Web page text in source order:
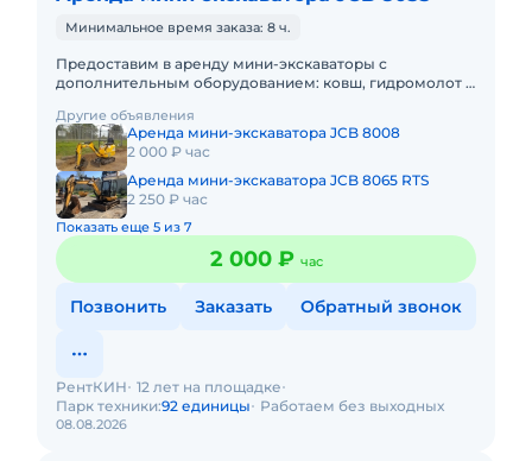
Минимальное время заказа: 8 ч.
Предоставим в аренду мини-экскаваторы с
дополнительным оборудованием: ковш, гидромолот и
часов работы + 1 час
Другие объявления
Аренда мини-экскаватора JCB 8008
2 000 ₽ час
Аренда мини-экскаватора JCB 8065 RTS
2 250 ₽ час
Показать еще 5 из 7
2 000 ₽ час
Позвонить Заказать Обратный звонок
08.08.2026
РентКИН 12 лет на площадке
Парк техники:92 единицы Работаем без выходных